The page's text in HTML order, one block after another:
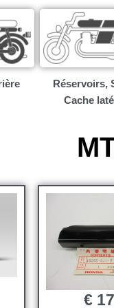
Réservoirs,
Cache
€